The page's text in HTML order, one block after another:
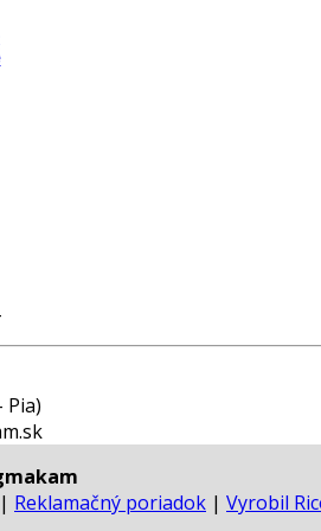
Pia)
| Reklamačný poriadok | Vyrobil